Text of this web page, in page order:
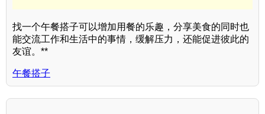
找一个午餐搭子可以增加用餐的乐趣，分享美食的同时也
能交流工作和生活中的事情，缓解压力，还能促进彼此的
友谊。**
午餐搭子